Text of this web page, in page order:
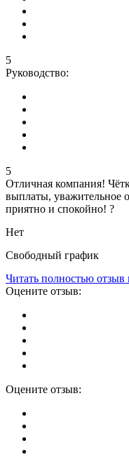
5
Руководство:
5
Отличная компания!
выплаты, уважительное
приятно и спокойно! ?
Нет
Свободный график
Читать полностью
Оцените отзыв:
Оцените отзыв: